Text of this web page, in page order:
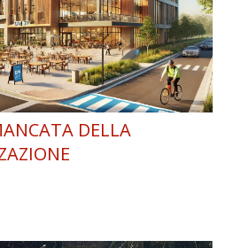
DELLA